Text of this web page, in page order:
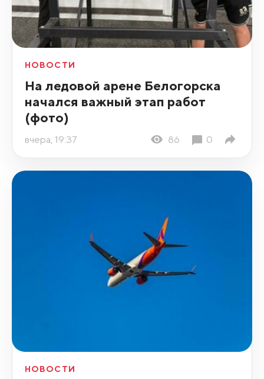
НОВОСТИ
На ледовой арене Белогорска
начался важный этап работ
(фото)
вчера, 19:37 86 0
НОВОСТИ